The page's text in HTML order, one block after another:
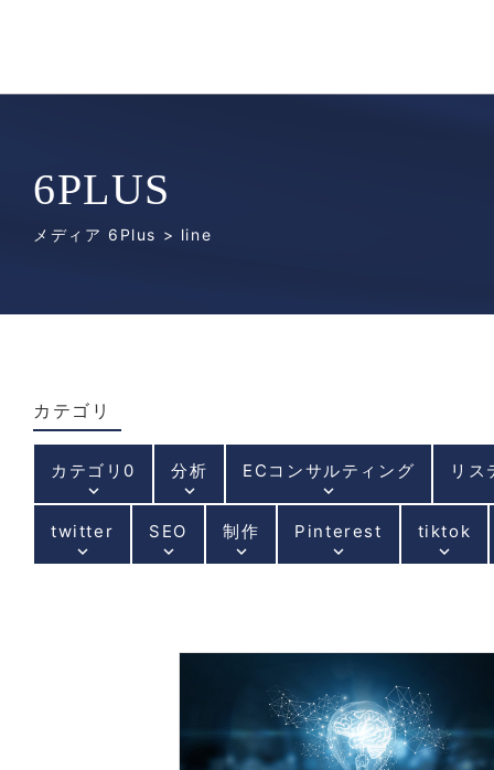
6PLUS
メディア 6Plus > line
カテゴリ
カテゴリ0
keyboard_arrow_down
分析
keyboard_arrow_down
ECコンサルティング
keyboard_arrow_down
リス
twitter
keyboard_arrow_down
SEO
keyboard_arrow_down
制作
keyboard_arrow_down
Pinterest
keyboard_arrow_down
tiktok
keyboard_arrow_down